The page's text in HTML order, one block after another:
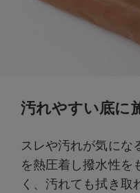
汚れやすい底に
スレや汚れが気にな
を熱圧着し撥水性を
く、汚れても拭き取